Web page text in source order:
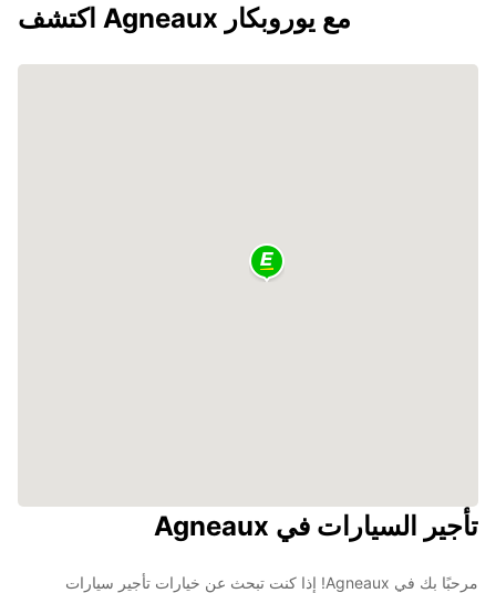
اكتشف Agneaux مع يوروبكار
تأجير السيارات في Agneaux
مرحبًا بك في Agneaux! إذا كنت تبحث عن خيارات تأجير سيارات